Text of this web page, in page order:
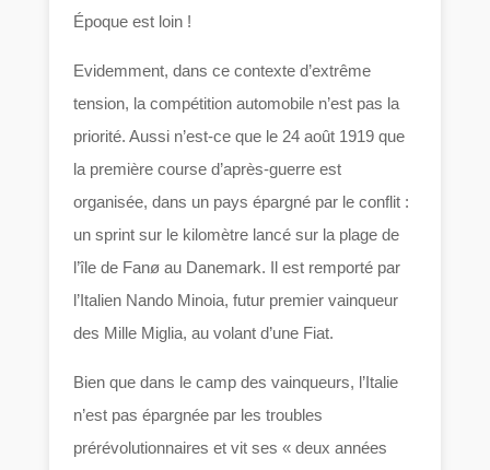
Époque est loin !
Evidemment, dans ce contexte d’extrême
tension, la compétition automobile n’est pas la
priorité. Aussi n’est-ce que le 24 août 1919 que
la première course d’après-guerre est
organisée, dans un pays épargné par le conflit :
un sprint sur le kilomètre lancé sur la plage de
l’île de Fanø au Danemark. Il est remporté par
l’Italien Nando Minoia, futur premier vainqueur
des Mille Miglia, au volant d’une Fiat.
Bien que dans le camp des vainqueurs, l’Italie
n’est pas épargnée par les troubles
prérévolutionnaires et vit ses « deux années